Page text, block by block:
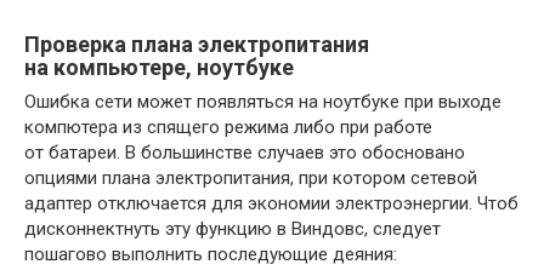
Проверка плана электропитания
на компьютере, ноутбуке
Ошибка сети может появляться на ноутбуке при выходе
компютера из спящего режима либо при работе
от батареи. В большинстве случаев это обосновано
опциями плана электропитания, при котором сетевой
адаптер отключается для экономии электроэнергии. Чтоб
дисконнектнуть эту функцию в Виндовс, следует
пошагово выполнить последующие деяния: